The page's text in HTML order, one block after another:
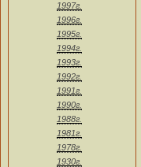
1997г.
1996г.
1995г.
1994г.
1993г.
1992г.
1991г.
1990г.
1988г.
1981г.
1978г.
1930г.